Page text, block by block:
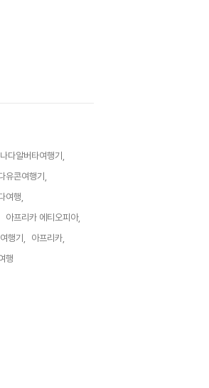
다알버타여행기,
유콘여행기,
여행,
아프리카 에티오피아,
행기,
아프리카,
행,